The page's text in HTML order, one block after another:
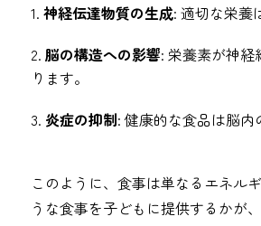
神経伝達物質の生成: 適切な栄養
脳の構造への影響: 栄養素が神
ります。
炎症の抑制: 健康的な食品は脳内
このように、食事は単なるエネル
うな食事を子どもに提供するかが